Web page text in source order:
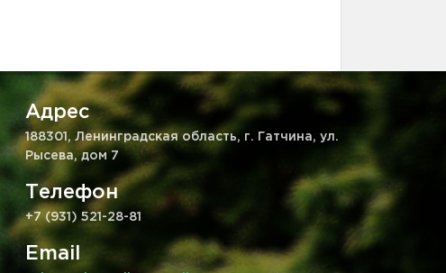
Адрес
188301, Ленинградская область, г. Гатчина, ул.
Рысева, дом 7
Телефон
+7 (931) 521-28-81
Email